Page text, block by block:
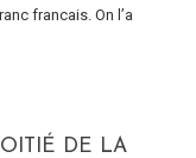
francais. On l’a
DE LA